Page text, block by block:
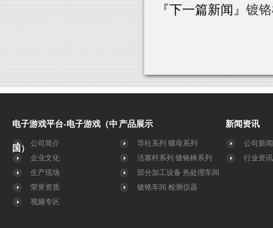
『下一篇新闻』 镀
电子游戏平台-电子游戏（中
国）
公司简介
企业文化
生产现场
荣誉资质
视频专区
产品展示
导柱系列 螺母系列
活塞杆系列 镀铬棒系列
部分加工设备 热处理车间
镀铬车间 检测仪器
新闻资讯
公司新闻
行业资讯